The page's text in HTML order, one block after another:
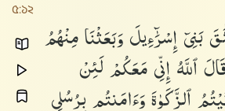
৫:১২
بَنِىٓإِسْرَٰٓءِيلَوَبَعَثْنَامِنْهُمُ
ٱللَّهُإِنِّىمَعَكُمْلَئِنْ
ٱلزَّكَوٰةَوَءَامَنتُمبِرُسُلِى